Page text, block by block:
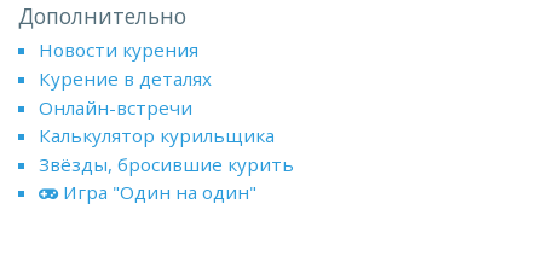
Дополнительно
Новости курения
Курение в деталях
Онлайн-встречи
Калькулятор курильщика
Звёзды, бросившие курить
Игра "Один на один"